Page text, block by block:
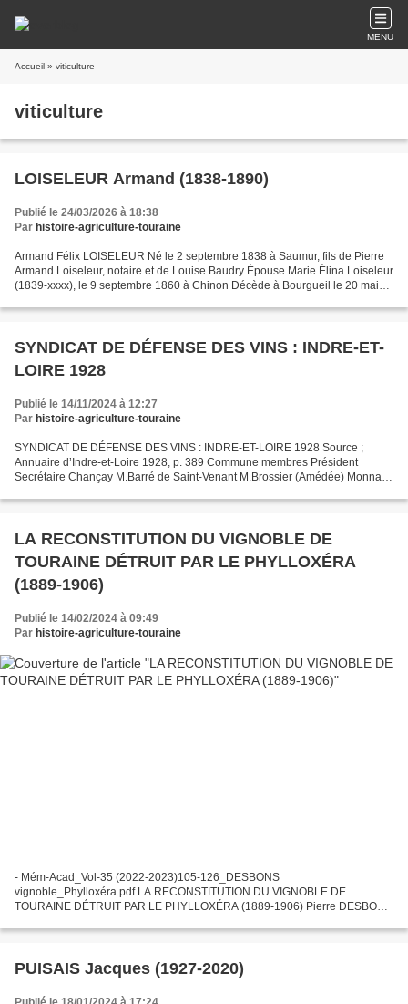
MENU
Accueil » viticulture
viticulture
LOISELEUR Armand (1838-1890)
Publié le 24/03/2026 à 18:38
Par histoire-agriculture-touraine
Armand Félix LOISELEUR Né le 2 septembre 1838 à Saumur, fils de Pierre
Armand Loiseleur, notaire et de Louise Baudry Épouse Marie Élina Loiseleur
(1839-xxxx), le 9 septembre 1860 à Chinon Décède à Bourgueil le 20 mai
SYNDICAT DE DÉFENSE DES VINS : INDRE-ET-
LOIRE 1928
Publié le 14/11/2024 à 12:27
Par histoire-agriculture-touraine
SYNDICAT DE DÉFENSE DES VINS : INDRE-ET-LOIRE 1928 Source ;
Annuaire d’Indre-et-Loire 1928, p. 389 Commune membres Président
Secrétaire Chançay M.Barré de Saint-Venant M.Brossier (Amédée) Monnaie
LA RECONSTITUTION DU VIGNOBLE DE
TOURAINE DÉTRUIT PAR LE PHYLLOXÉRA
(1889-1906)
Publié le 14/02/2024 à 09:49
Par histoire-agriculture-touraine
- Mém-Acad_Vol-35 (2022-2023)105-126_DESBONS
vignoble_Phylloxéra.pdf LA RECONSTITUTION DU VIGNOBLE DE
TOURAINE DÉTRUIT PAR LE PHYLLOXÉRA (1889-1906) Pierre DESBONS
Mémoires de l'Académie...
PUISAIS Jacques (1927-2020)